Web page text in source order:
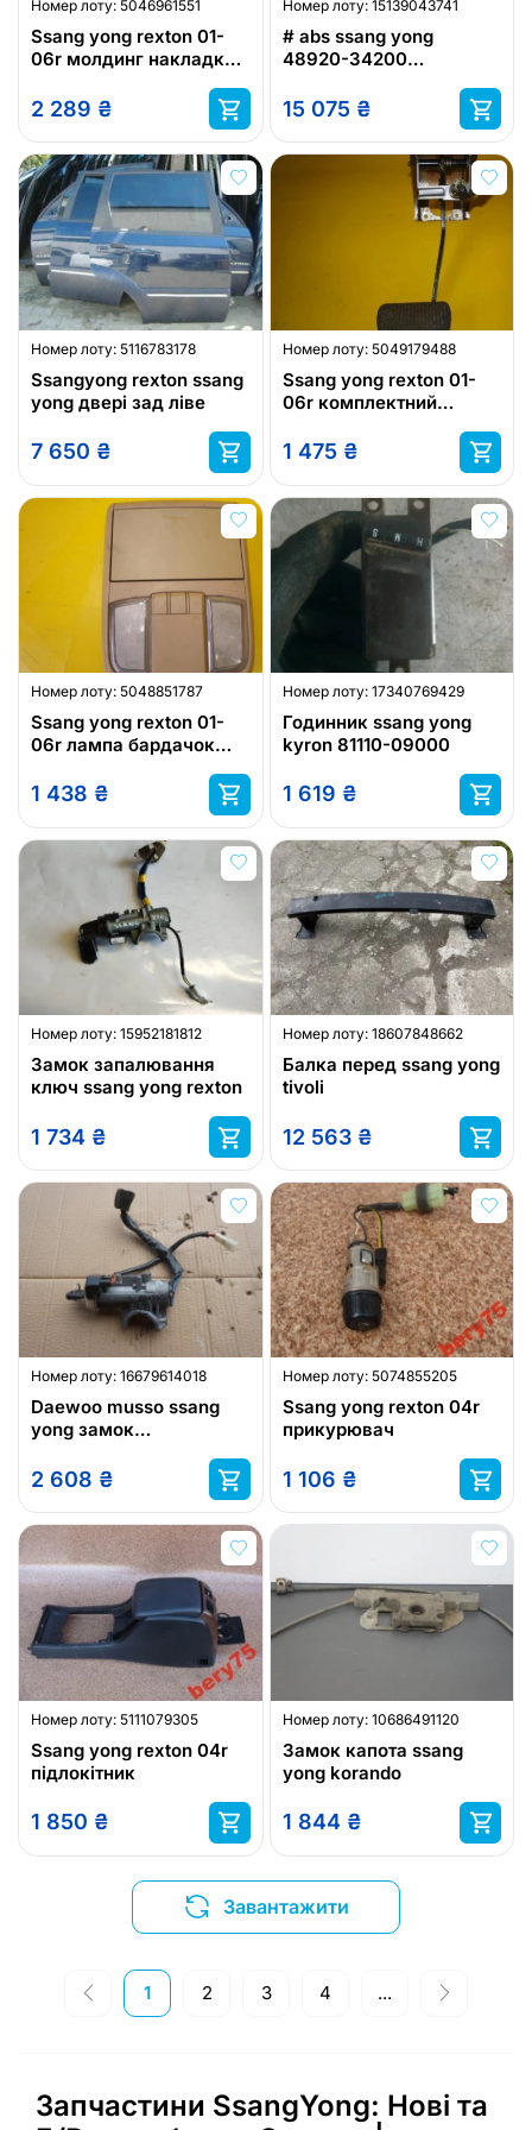
Номер лоту: 5046961551
Ssang yong rexton 01-
06r молдинг накладка
2 289 ₴
Номер лоту: 15139043741
# abs ssang yong
48920-34200
15 075 ₴
Номер лоту: 5116783178
Ssangyong rexton ssang
yong двері зад ліве
7 650 ₴
Номер лоту: 5049179488
Ssang yong rexton 01-
06r комплектний
1 475 ₴
Номер лоту: 5048851787
Ssang yong rexton 01-
06r лампа бардачок
1 438 ₴
Номер лоту: 17340769429
Годинник ssang yong
kyron 81110-09000
1 619 ₴
Номер лоту: 15952181812
Замок запалювання
ключ ssang yong rexton
1 734 ₴
Номер лоту: 18607848662
Балка перед ssang yong
tivoli
12 563 ₴
Номер лоту: 16679614018
Daewoo musso ssang
yong замок
2 608 ₴
Номер лоту: 5074855205
Ssang yong rexton 04r
прикурювач
1 106 ₴
Номер лоту: 5111079305
Ssang yong rexton 04r
підлокітник
1 850 ₴
Номер лоту: 10686491120
Замок капота ssang
yong korando
1 844 ₴
Завантажити
1 2 3 4 ...
Запчастини SsangYong: Нові та